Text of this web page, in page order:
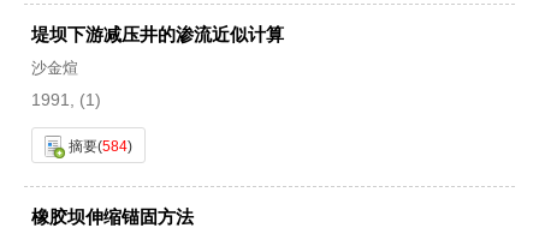
堤坝下游减压井的渗流近似计算
沙金煊
1991, (1)
摘要(584)
橡胶坝伸缩锚固方法